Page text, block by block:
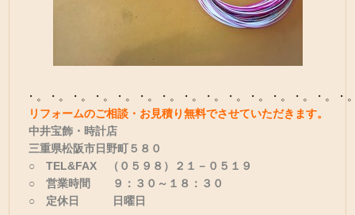
・。・。・。・。・。・。・。・。・。・。・。・。・。・。・
リフォームのご相談・お見積り無料でさせていただきます。
中井宝飾・時計店
三重県松阪市日野町５８０
○ TEL&FAX （０５９８）２１－０５１９
○ 営業時間 ９：３０～１８：３０
○ 定休日 日曜日